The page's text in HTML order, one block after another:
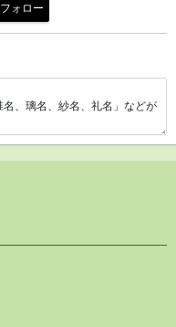
フォロー